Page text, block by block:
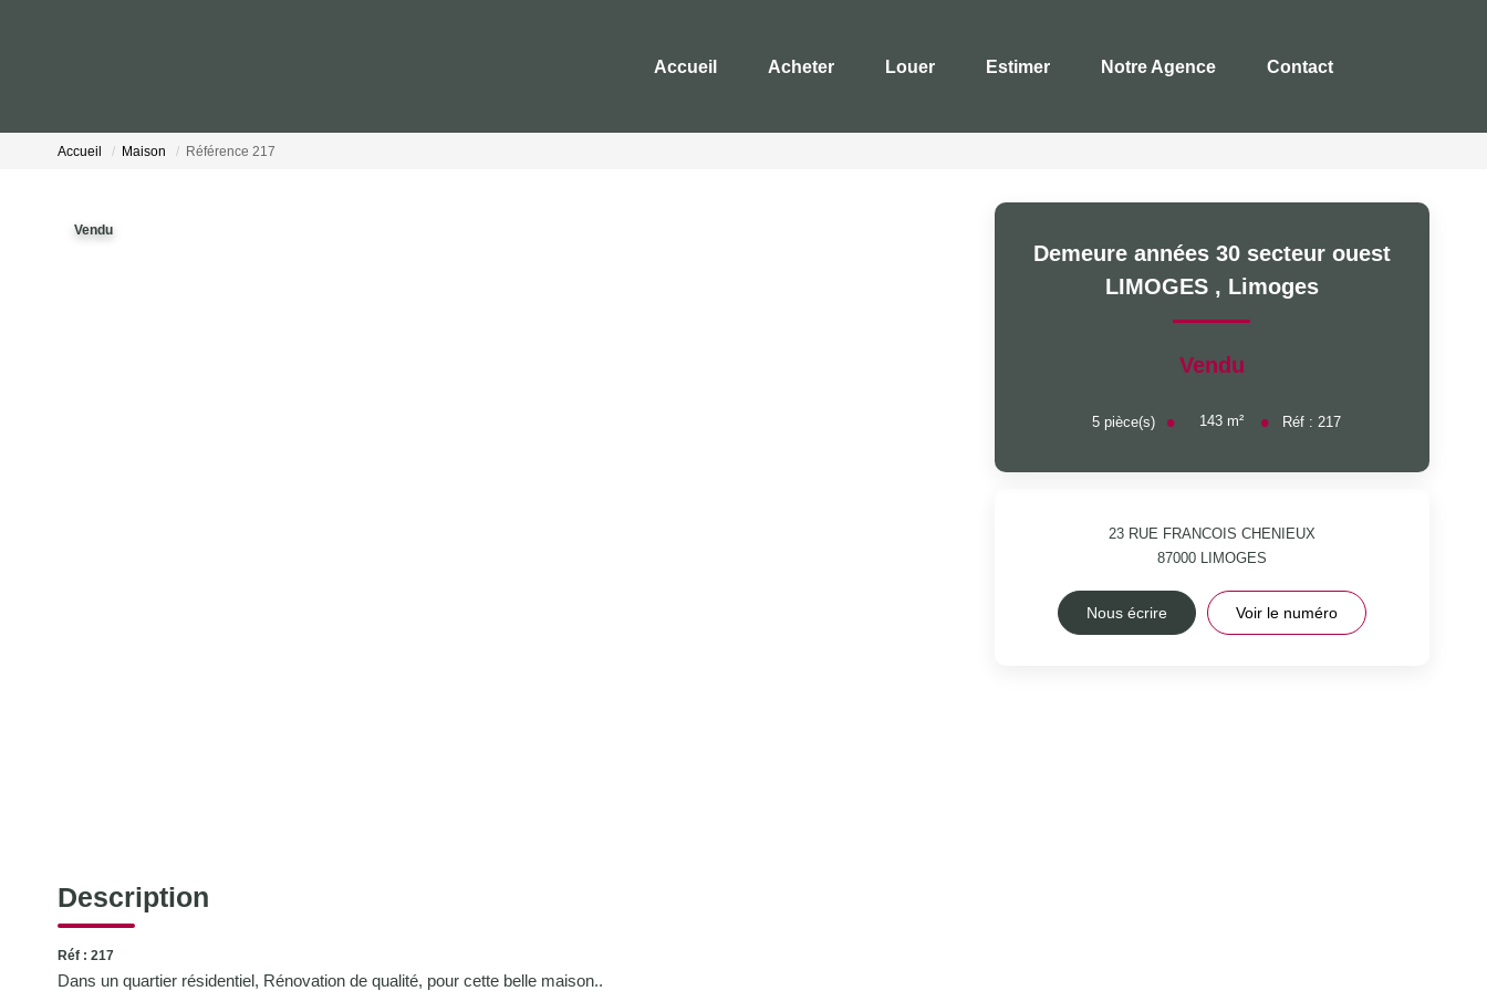
Accueil Acheter Louer Estimer Notre Agence Contact
Accueil Maison Référence 217
Vendu
Description
Réf : 217
Dans un quartier résidentiel, Rénovation de qualité, pour cette belle maison..
Demeure années 30 secteur ouest
LIMOGES , Limoges
Vendu
5 pièce(s) 143 m² Réf : 217
23 RUE FRANCOIS CHENIEUX
87000 LIMOGES
Nous écrire Voir le numéro